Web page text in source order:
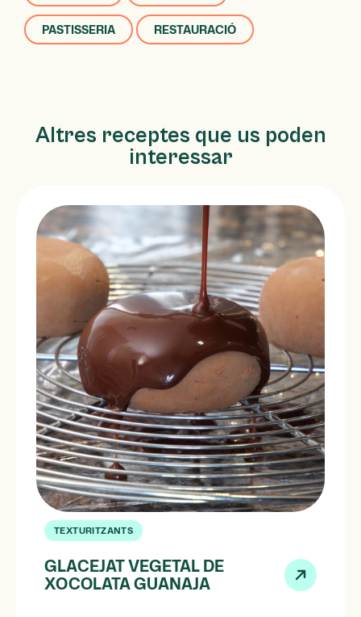
PASTISSERIA RESTAURACIÓ
Altres receptes que us poden
interessar
TEXTURITZANTS
GLACEJAT VEGETAL DE
XOCOLATA GUANAJA